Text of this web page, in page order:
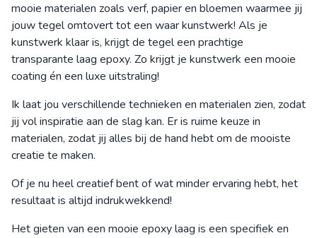
mooie materialen zoals verf, papier en bloemen waarmee jij
jouw tegel omtovert tot een waar kunstwerk! Als je
kunstwerk klaar is, krijgt de tegel een prachtige
transparante laag epoxy. Zo krijgt je kunstwerk een mooie
coating én een luxe uitstraling!
Ik laat jou verschillende technieken en materialen zien, zodat
jij vol inspiratie aan de slag kan. Er is ruime keuze in
materialen, zodat jij alles bij de hand hebt om de mooiste
creatie te maken.
Of je nu heel creatief bent of wat minder ervaring hebt, het
resultaat is altijd indrukwekkend!
Het gieten van een mooie epoxy laag is een specifiek en